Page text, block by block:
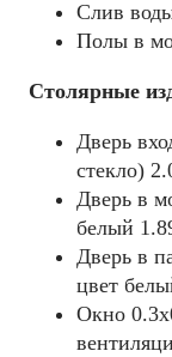
Слив
Полы в
Столярные
Дверь
стекло)
Дверь в
белый
Дверь в
цвет
Окно